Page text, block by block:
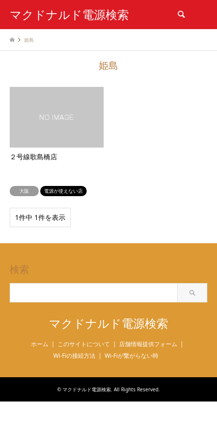
マクドナルド電源検索
姫島
姫島
２号線歌島橋店
大阪 電源が使えない店
1件中 1件を表示
検索
マクドナルド電源検索
ホーム このサイトについて
店舗情報提供フォーム
Wi-Fiの接続方法
Wi-Fiが繋がらない時
© マクドナルド電源検索 . All Rights Reserved.